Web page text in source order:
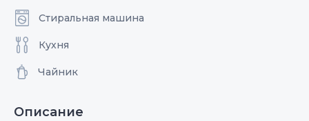
Стиральная машина
Кухня
Чайник
Описание